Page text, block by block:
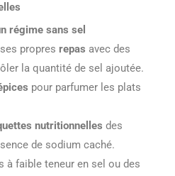
régime sans sel
propres repas avec des
la quantité de sel ajoutée.
pour parfumer les plats
nutritionnelles des
de sodium caché.
à faible teneur en sel ou des